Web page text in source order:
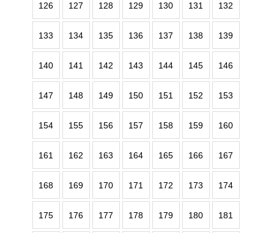
126 127 128 129 130 131 132
133 134 135 136 137 138 139
140 141 142 143 144 145 146
147 148 149 150 151 152 153
154 155 156 157 158 159 160
161 162 163 164 165 166 167
168 169 170 171 172 173 174
175 176 177 178 179 180 181